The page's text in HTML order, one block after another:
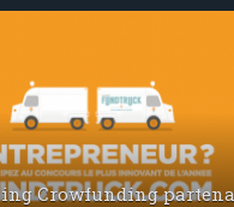
Crowfunding